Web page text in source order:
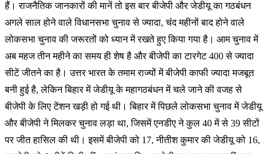
हैं। राजनैतिक जानकारों की मानें तो इस बार बीजेपी और जेडीयू का गठबंधन
अगले साल होने वाले विधानसभा चुनाव से ज्यादा, चंद महीनों बाद होने वाले
लोकसभा चुनाव की जरूरतों को ध्यान में रखते हुए किया गया है। आम चुनाव में
अब महज तीन महीने का समय ही शेष है और बीजेपी का टारगेट 400 से ज्यादा
सीटें जीतने का है। उत्तर भारत के तमाम राज्यों में बीजेपी काफी ज्यादा मजबूत
बनी हुई है, लेकिन बिहार में जेडीयू के महागठबंधन में चले जाने की वजह से
बीजेपी के लिए टेंशन खड़ी हो गई थी। बिहार में पिछले लोकसभा चुनाव में जेडीयू
और बीजेपी ने मिलकर चुनाव लड़ा था, जिसमें एनडीए ने कुल 40 में से 39 सीटों
पर जीत हासिल की थी। इसमें बीजेपी को 17, नीतीश कुमार की जेडीयू को 16,